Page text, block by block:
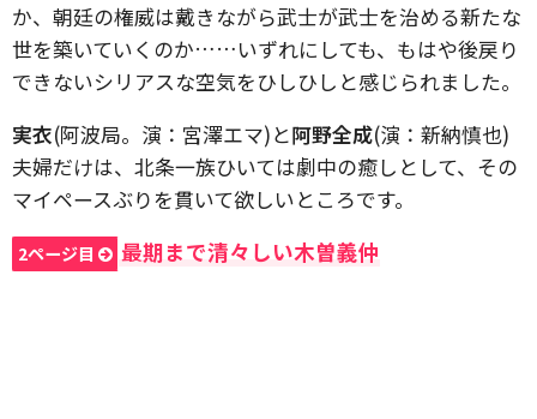
か、朝廷の権威は戴きながら武士が武士を治める新たな
世を築いていくのか……いずれにしても、もはや後戻り
できないシリアスな空気をひしひしと感じられました。
実衣(阿波局。演：宮澤エマ)と阿野全成(演：新納慎也)
夫婦だけは、北条一族ひいては劇中の癒しとして、その
マイペースぶりを貫いて欲しいところです。
2ページ目 最期まで清々しい木曽義仲